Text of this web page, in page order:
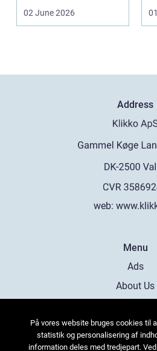
en by som Aarhus, h...
02 June 2026
Address
web:
Menu
Ads
About Us
Contact
Sitemap
På vores website bruges cookies til
statistik og personalisering af
information deles med tredjepart.